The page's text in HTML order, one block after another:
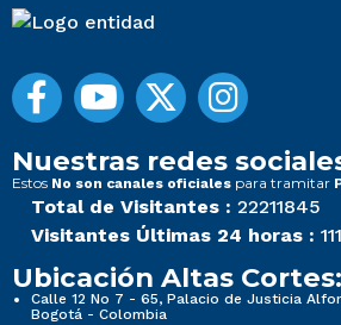
Nuestras redes
Estos No son canales oficiales para tramitar
Total de Visitantes : 22211845
Visitantes Últimas 24 horas :
Ubicación Altas Cortes:
Calle 12 No 7 - 65, Palacio de Justicia
Bogotá - Colombia